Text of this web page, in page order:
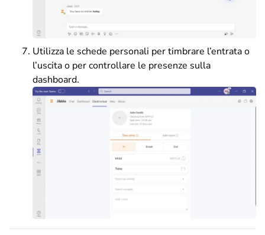
Utilizza le schede personali per timbrare l’entrata o
l’uscita o per controllare le presenze sulla
dashboard.